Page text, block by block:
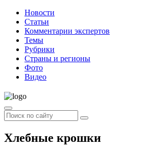
Новости
Статьи
Комментарии экспертов
Темы
Рубрики
Страны и регионы
Фото
Видео
Хлебные крошки